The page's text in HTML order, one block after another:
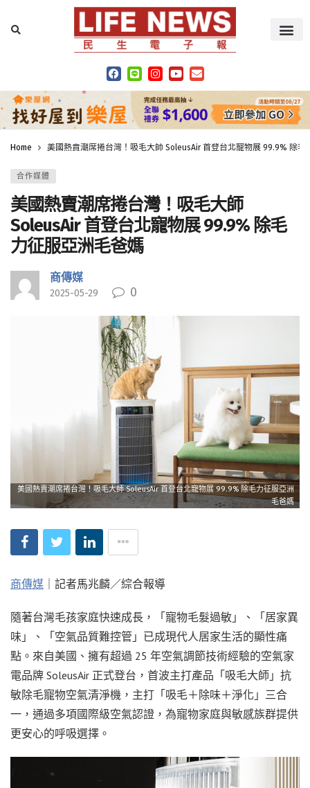
Home 美國熱賣潮席捲台灣！吸毛大師 SoleusAir 首登台北寵物展 99.9% 除毛
合作媒體
美國熱賣潮席捲台灣！吸毛大師
SoleusAir 首登台北寵物展 99.9% 除毛
力征服亞洲毛爸媽
商傳媒
2025-05-29 0
美國熱賣潮席捲台灣！吸毛大師 SoleusAir 首登台北寵物展 99.9% 除毛力征服亞洲
毛爸媽
商傳媒 ｜記者馬兆麟／綜合報導
隨著台灣毛孩家庭快速成長，「寵物毛髮過敏」、「居家異
味」、「空氣品質難控管」已成現代人居家生活的顯性痛
點。來自美國、擁有超過 25 年空氣調節技術經驗的空氣家
電品牌 SoleusAir 正式登台，首波主打產品「吸毛大師」抗
敏除毛寵物空氣清淨機，主打「吸毛＋除味＋淨化」三合
一，通過多項國際級空氣認證，為寵物家庭與敏感族群提供
更安心的呼吸選擇。